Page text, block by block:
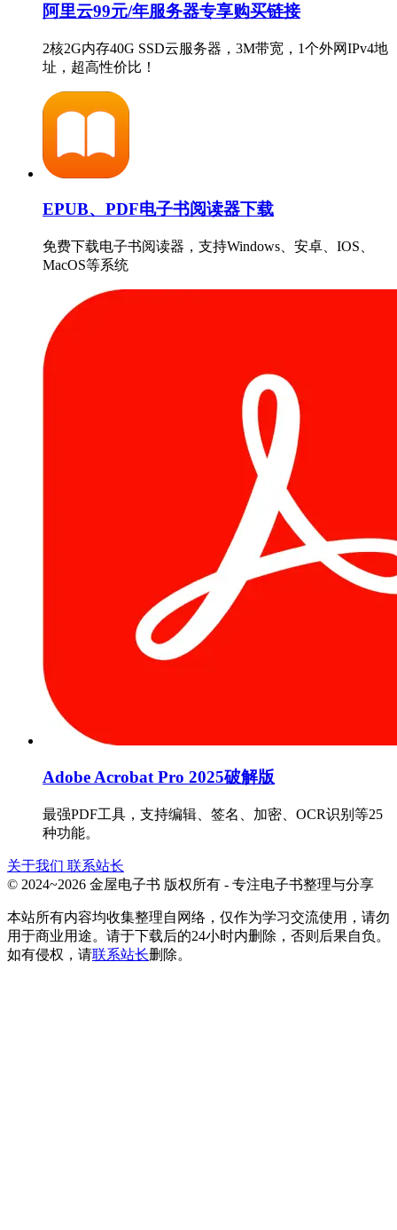
阿里云99元/年服务器专享购买链接
2核2G内存40G SSD云服务器，3M带宽，1个外网IPv4地
址，超高性价比！
EPUB、PDF电子书阅读器下载
免费下载电子书阅读器，支持Windows、安卓、IOS、
MacOS等系统
Adobe Acrobat Pro 2025破解版
最强PDF工具，支持编辑、签名、加密、OCR识别等25
种功能。
关于我们 联系站长
© 2024~2026 金屋电子书 版权所有 - 专注电子书整理与分享
本站所有内容均收集整理自网络，仅作为学习交流使用，请勿
用于商业用途。请于下载后的24小时内删除，否则后果自负。
如有侵权，请联系站长删除。